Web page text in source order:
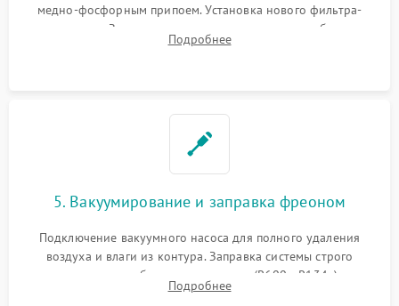
медно-фосфорным припоем. Установка нового фильтра-
осушителя. Замена изношенных вентиляторов обдува,
сломанных заслонок или поврежденных дверных петель.
Подробнее
5. Вакуумирование и заправка фреоном
Подключение вакуумного насоса для полного удаления
воздуха и влаги из контура. Заправка системы строго
дозированным объемом хладагента (R600a, R134a) по
электронным весам. Контроль рабочего давления в системе.
Подробнее